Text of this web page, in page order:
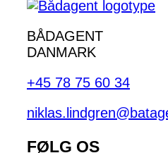
BÅDAGENT
DANMARK
+45 78 75 60 34
FØLG OS